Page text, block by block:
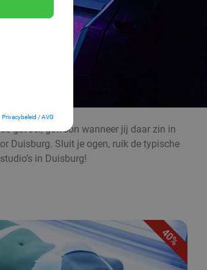
Privacybeleid / AVG
gevoel, gewoon wanneer jij daar zin in
Duisburg. Sluit je ogen, ruik de typische
in Duisburg!
40%